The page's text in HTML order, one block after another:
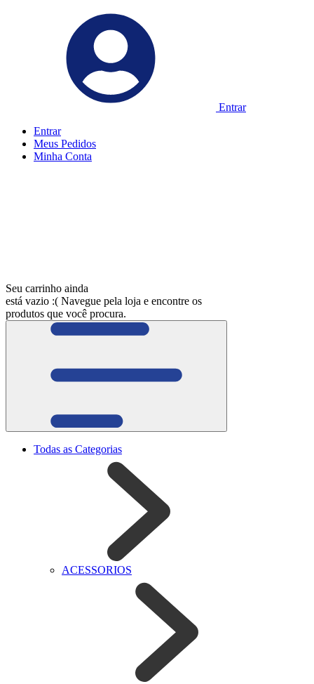
Entrar
Entrar
Meus Pedidos
Minha Conta
Seu carrinho ainda
está vazio :( Navegue pela loja e encontre os
produtos que você procura.
Todas as Categorias
ACESSORIOS